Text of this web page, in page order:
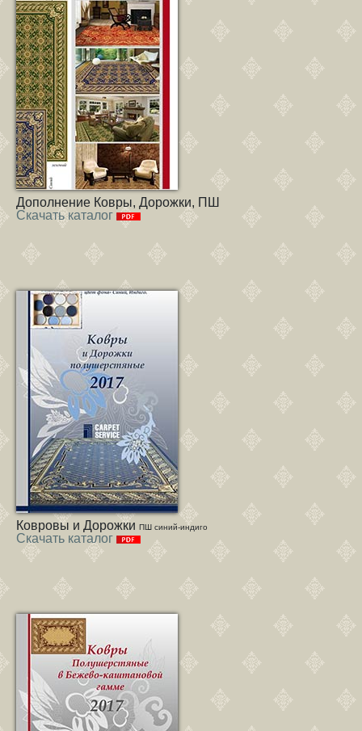
Дополнение Ковры, Дорожки, ПШ
Скачать каталог
Ковровы и Дорожки ПШ синий-индиго
Скачать каталог